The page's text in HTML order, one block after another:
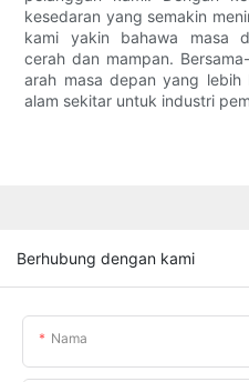
kesedaran yang semakin
kami yakin bahawa masa
cerah dan mampan.
arah masa depan yang lebih
alam sekitar untuk industri
Berhubung dengan kami
Nama